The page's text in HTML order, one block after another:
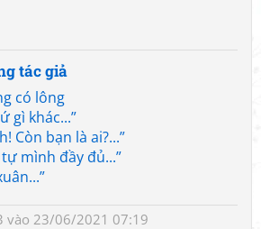
tác giả
có lông
gì khác...”
Còn bạn là ai?...”
mình đầy đủ...”
vào 23/06/2021 07:19